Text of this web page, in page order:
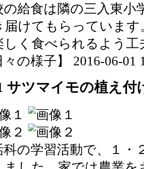
の給食は隣の三入東小
届けてもらっていま
しく食べられるよう
々の様子】 2016-06-01
サツマイモの植え付
科の学習活動で、１・